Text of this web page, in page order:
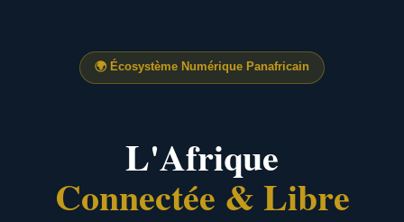
🌍 Écosystème Numérique Panafricain
L'Afrique
Connectée & Libre